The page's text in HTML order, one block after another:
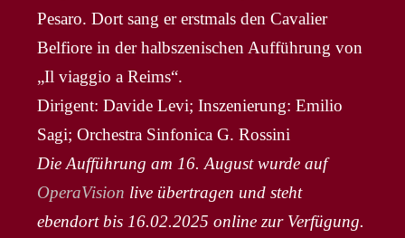
Pesaro. Dort sang er erstmals den Cavalier
Belfiore in der halbszenischen Aufführung von
„Il viaggio a Reims“.
Dirigent: Davide Levi; Inszenierung: Emilio
Sagi; Orchestra Sinfonica G. Rossini
Die Aufführung am 16. August wurde auf
OperaVision live übertragen und steht
ebendort bis 16.02.2025 online zur Verfügung.